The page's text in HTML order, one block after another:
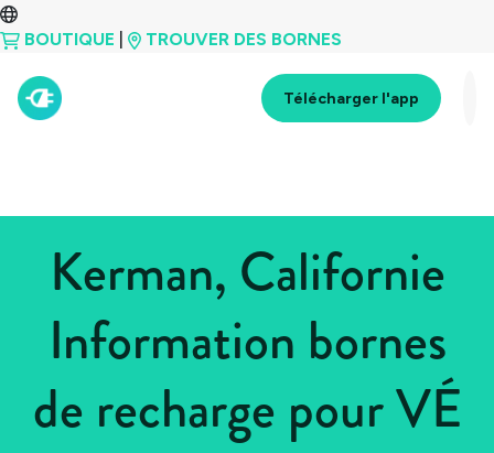
BOUTIQUE TROUVER DES BORNES
Télécharger l'app
Kerman, Californie
Information bornes
de recharge pour VÉ
États-Unis > Californie